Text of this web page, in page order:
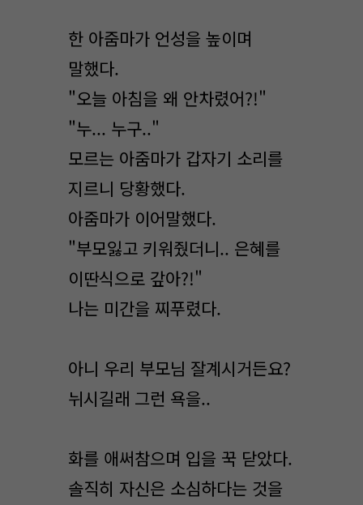
한 아줌마가 언성을 높이며
말했다.
"오늘 아침을 왜 안차렸어?!"
"누... 누구.."
모르는 아줌마가 갑자기 소리를
지르니 당황했다.
아줌마가 이어말했다.
"부모잃고 키워줬더니.. 은혜를
이딴식으로 갚아?!"
나는 미간을 찌푸렸다.
아니 우리 부모님 잘계시거든요?
뉘시길래 그런 욕을..
화를 애써참으며 입을 꾹 닫았다.
솔직히 자신은 소심하다는 것을